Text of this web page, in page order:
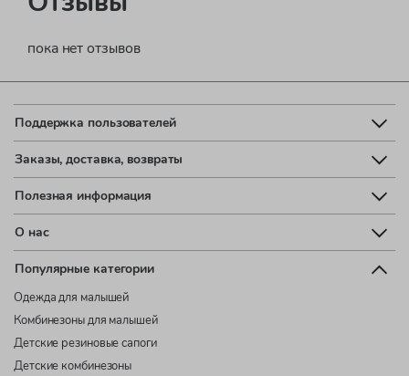
пока нет отзывов
Поддержка пользователей
Заказы, доставка, возвраты
Полезная информация
О нас
Популярные категории
Одежда для малышей
Комбинезоны для малышей
Детские резиновые сапоги
Детские комбинезоны